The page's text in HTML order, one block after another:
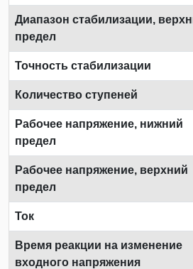
Диапазон стабилизации,
предел
Точность стабилизации
Количество ступеней
Рабочее напряжение, нижний
предел
Рабочее напряжение, верхний
предел
Ток
Время реакции на изменение
входного напряжения